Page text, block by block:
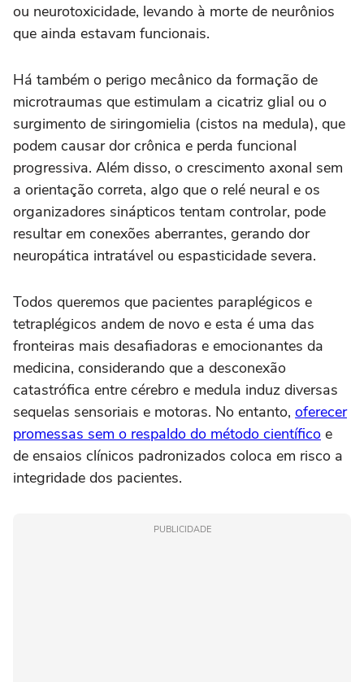
ou neurotoxicidade, levando à morte de neurônios
que ainda estavam funcionais.
Há também o perigo mecânico da formação de
microtraumas que estimulam a cicatriz glial ou o
surgimento de siringomielia (cistos na medula), que
podem causar dor crônica e perda funcional
progressiva. Além disso, o crescimento axonal sem
a orientação correta, algo que o relé neural e os
organizadores sinápticos tentam controlar, pode
resultar em conexões aberrantes, gerando dor
neuropática intratável ou espasticidade severa.
Todos queremos que pacientes paraplégicos e
tetraplégicos andem de novo e esta é uma das
fronteiras mais desafiadoras e emocionantes da
medicina, considerando que a desconexão
catastrófica entre cérebro e medula induz diversas
sequelas sensoriais e motoras. No entanto, oferecer
promessas sem o respaldo do método científico e
de ensaios clínicos padronizados coloca em risco a
integridade dos pacientes.
PUBLICIDADE